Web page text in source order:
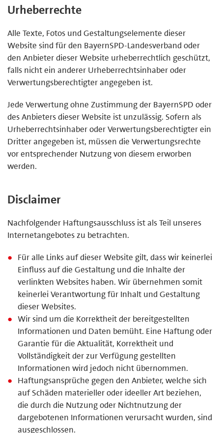
Urheberrechte
Alle Texte, Fotos und Gestaltungselemente dieser
Website sind für den BayernSPD-Landesverband oder
den Anbieter dieser Website urheberrechtlich geschützt,
falls nicht ein anderer Urheberrechtsinhaber oder
Verwertungsberechtigter angegeben ist.
Jede Verwertung ohne Zustimmung der BayernSPD oder
des Anbieters dieser Website ist unzulässig. Sofern als
Urheberrechtsinhaber oder Verwertungsberechtigter ein
Dritter angegeben ist, müssen die Verwertungsrechte
vor entsprechender Nutzung von diesem erworben
werden.
Disclaimer
Nachfolgender Haftungsausschluss ist als Teil unseres
Internetangebotes zu betrachten.
Für alle Links auf dieser Website gilt, dass wir keinerlei
Einfluss auf die Gestaltung und die Inhalte der
verlinkten Websites haben. Wir übernehmen somit
keinerlei Verantwortung für Inhalt und Gestaltung
dieser Websites.
Wir sind um die Korrektheit der bereitgestellten
Informationen und Daten bemüht. Eine Haftung oder
Garantie für die Aktualität, Korrektheit und
Vollständigkeit der zur Verfügung gestellten
Informationen wird jedoch nicht übernommen.
Haftungsansprüche gegen den Anbieter, welche sich
auf Schäden materieller oder ideeller Art beziehen,
die durch die Nutzung oder Nichtnutzung der
dargebotenen Informationen verursacht wurden, sind
ausgeschlossen.